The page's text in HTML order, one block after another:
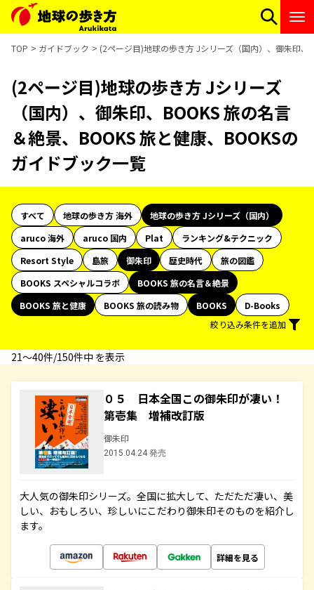
TOP ガイドブック (2ページ目)地球の歩き方 Jシリーズ（国内）、御朱印
(2ページ目)地球の歩き方 Jシリーズ
（国内）、御朱印、BOOKS 旅の名言
＆絶景、BOOKS 旅と健康、BOOKSの
ガイドブック一覧
すべて 地球の歩き方 海外
地球の歩き方 Jシリーズ（国内）
aruco 海外
aruco 国内 Plat
ランキング&テクニック
Resort Style
島旅 御朱印 歴史時代
旅の図鑑
BOOKS スペシャルコラボ
BOOKS 旅の名言＆絶景
BOOKS 旅と健康
BOOKS 旅の読み物 BOOKS
D-Books
絞り込み条件を追加
21〜40件/150件中 を表示
０５ 日本全国この御朱印が凄い！
第壱集 増補改訂版
御朱印
2015.04.24 発売
大人気の御朱印シリーズ。全国に拡大して、ただただ凄い、美
しい、おもしろい、珍しいにこだわり御朱印そのものを紹介し
ます。
詳細を見る